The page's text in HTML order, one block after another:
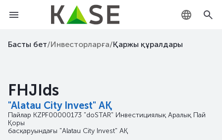
KZ
Басты бет/Инвесторларға/Қаржы құралдары
FHJIds
"Alatau City Invest" АҚ
Пайлар KZPF00000173 "doSTAR" Инвестициялық Аралық Пай
Қоры
басқаруындағы "Alatau City Invest" АҚ